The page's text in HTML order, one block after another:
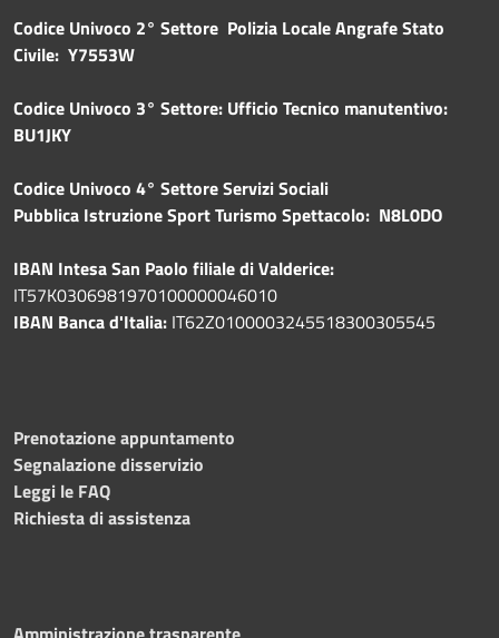
Codice Univoco 2° Settore Polizia Locale Angrafe Stato
Civile: Y7553W
Codice Univoco 3° Settore: Ufficio Tecnico manutentivo:
BU1JKY
Codice Univoco 4° Settore Servizi Sociali
Pubblica Istruzione Sport Turismo Spettacolo: N8L0DO
IBAN Intesa San Paolo filiale di Valderice:
IT57K0306981970100000046010
IBAN Banca d'Italia: IT62Z0100003245518300305545
Prenotazione appuntamento
Segnalazione disservizio
Leggi le FAQ
Richiesta di assistenza